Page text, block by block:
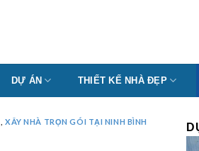
DỰ ÁN THIẾT KẾ NHÀ ĐẸP
,XÂY NHÀ TRỌN GÓI TẠI NINH BÌNH